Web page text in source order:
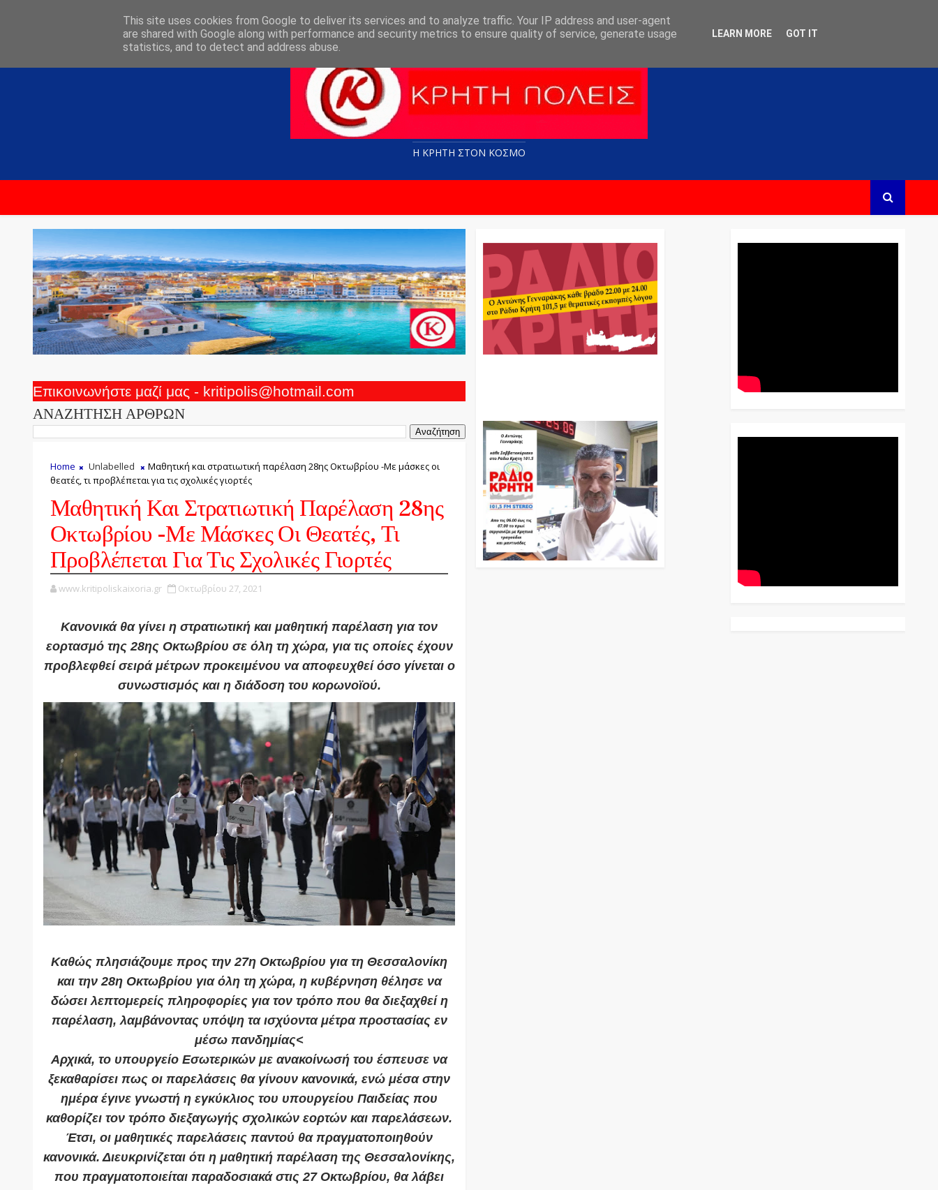
Η ΚΡΗΤΗ ΣΤΟN KOΣΜΟ
Επικοινωνήστε μαζί μας - kritipolis@hotmail.com
ΑΝΑΖΗΤΗΣΗ ΑΡΘΡΩΝ
Home Unlabelled
Μαθητική και στρατιωτική παρέλαση 28ης Οκτωβρίου -Με μάσκες οι
θεατές, τι προβλέπεται για τις σχολικές γιορτές
Μαθητική Και Στρατιωτική Παρέλαση 28ης
Οκτωβρίου -Με Μάσκες Οι Θεατές, Τι
Προβλέπεται Για Τις Σχολικές Γιορτές
www.kritipoliskaixoria.gr Οκτωβρίου 27, 2021
Κανονικά θα γίνει η στρατιωτική και μαθητική παρέλαση για τον
εορτασμό της 28ης Οκτωβρίου σε όλη τη χώρα, για τις οποίες έχουν
προβλεφθεί σειρά μέτρων προκειμένου να αποφευχθεί όσο γίνεται ο
συνωστισμός και η διάδοση του κορωνοϊού.
Καθώς πλησιάζουμε προς την 27η Οκτωβρίου για τη Θεσσαλονίκη
και την 28η Οκτωβρίου για όλη τη χώρα, η κυβέρνηση θέλησε να
δώσει λεπτομερείς πληροφορίες για τον τρόπο που θα διεξαχθεί η
παρέλαση, λαμβάνοντας υπόψη τα ισχύοντα μέτρα προστασίας εν
μέσω πανδημίας<
Αρχικά, το υπουργείο Εσωτερικών με ανακοίνωσή του έσπευσε να
ξεκαθαρίσει πως οι παρελάσεις θα γίνουν κανονικά, ενώ μέσα στην
ημέρα έγινε γνωστή η εγκύκλιος του υπουργείου Παιδείας που
καθορίζει τον τρόπο διεξαγωγής σχολικών εορτών και παρελάσεων.
Έτσι, οι μαθητικές παρελάσεις παντού θα πραγματοποιηθούν
κανονικά. Διευκρινίζεται ότι η μαθητική παρέλαση της Θεσσαλονίκης,
που πραγματοποιείται παραδοσιακά στις 27 Οκτωβρίου, θα λάβει
This site uses cookies from Google to deliver its services and to analyze traffic. Your IP address and user-agent
are shared with Google along with performance and security metrics to ensure quality of service, generate usage
statistics, and to detect and address abuse.
LEARN MORE GOT IT